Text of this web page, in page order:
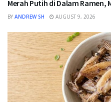
Merah Putih di Dalam Ramen,
BY ANDREW SH AUGUST 9, 2026